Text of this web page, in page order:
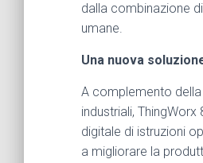
dalla combinazione
umane.
Una nuova
A complemento
industriali,
digitale di istruzioni
a migliorare la